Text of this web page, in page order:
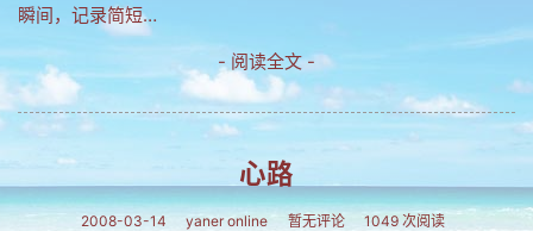
流行.时代.天下
网络新事物
网友情怀
瞬间，记录简短…
- 阅读全文 -
心路
2008-03-14 yaner online 暂无评论 1049 次阅读